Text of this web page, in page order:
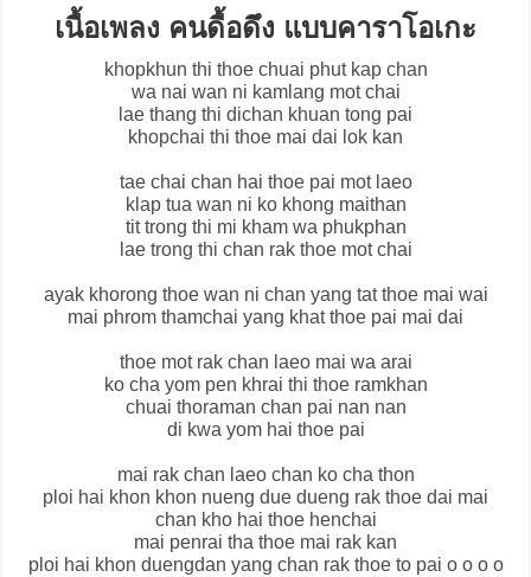
เนื้อเพลง คนดื้อดึง แบบคาราโอเกะ
khopkhun thi thoe chuai phut kap chan
wa nai wan ni kamlang mot chai
lae thang thi dichan khuan tong pai
khopchai thi thoe mai dai lok kan
tae chai chan hai thoe pai mot laeo
klap tua wan ni ko khong maithan
tit trong thi mi kham wa phukphan
lae trong thi chan rak thoe mot chai
ayak khorong thoe wan ni chan yang tat thoe mai wai
mai phrom thamchai yang khat thoe pai mai dai
thoe mot rak chan laeo mai wa arai
ko cha yom pen khrai thi thoe ramkhan
chuai thoraman chan pai nan nan
di kwa yom hai thoe pai
mai rak chan laeo chan ko cha thon
ploi hai khon khon nueng due dueng rak thoe dai mai
chan kho hai thoe henchai
mai penrai tha thoe mai rak kan
ploi hai khon duengdan yang chan rak thoe to pai o o o o